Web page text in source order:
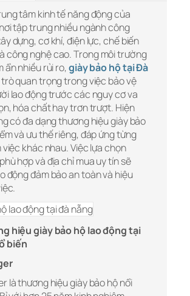
tâm kinh tế năng động của
tập trung nhiều ngành công
dựng, cơ khí, điện lực, chế biến
công nghệ cao. Trong môi trường
ẩn nhiều rủi ro, giày bảo hộ tại Đà
trò quan trọng trong việc bảo vệ
lao động trước các nguy cơ va
hóa chất hay trơn trượt. Hiện
có đa dạng thương hiệu giày bảo
và ưu thế riêng, đáp ứng từng
việc khác nhau. Việc lựa chọn
hợp và địa chỉ mua uy tín sẽ
động đảm bảo an toàn và hiệu
hiệu giày bảo hộ lao động tại
biến
là thương hiệu giày bảo hộ nổi